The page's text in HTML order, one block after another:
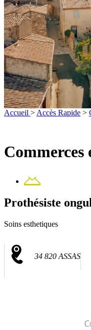
Accueil > Accès Rapide >
Commerces
Contact
Prothésiste
Soins esthetiques
34 820 ASSAS